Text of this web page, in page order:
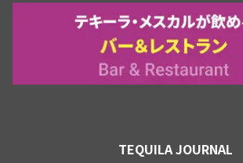
TEQUILA JOURNAL